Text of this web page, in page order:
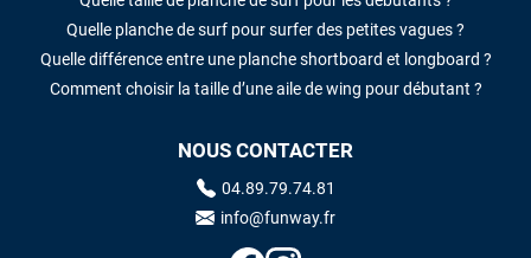
Quelle planche de surf pour surfer des petites vagues ?
Quelle différence entre une planche shortboard et longboard ?
Comment choisir la taille d’une aile de wing pour débutant ?
NOUS CONTACTER
04.89.79.74.81
info@funway.fr